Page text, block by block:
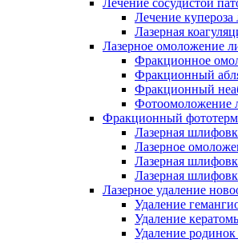
Лечение сосудистой
Лечение купероза
Лазерная
Лазерное омоложение
Фракционное
Фракционный
Фракционный
Фотоомоложение
Фракционный
Лазерная
Лазерное
Лазерная
Лазерная
Лазерное удаление
Удаление
Удаление
Удаление родинок